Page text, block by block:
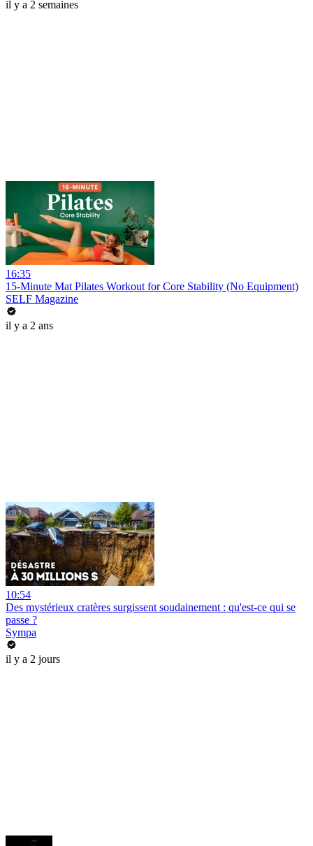
il y a 2 semaines
16:35
15-Minute Mat Pilates Workout for Core Stability (No Equipment)
SELF Magazine
il y a 2 ans
10:54
Des mystérieux cratères surgissent soudainement : qu'est-ce qui se
passe ?
Sympa
il y a 2 jours